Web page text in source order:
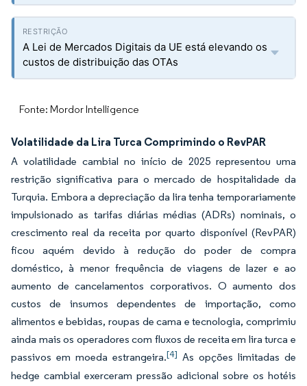
A Lei de Mercados Digitais da UE está elevando os
custos de distribuição das OTAs
Fonte: Mordor Intelligence
Volatilidade da Lira Turca Comprimindo o RevPAR
A volatilidade cambial no início de 2025 representou uma
restrição significativa para o mercado de hospitalidade da
Turquia. Embora a depreciação da lira tenha temporariamente
impulsionado as tarifas diárias médias (ADRs) nominais, o
crescimento real da receita por quarto disponível (RevPAR)
ficou aquém devido à redução do poder de compra
doméstico, à menor frequência de viagens de lazer e ao
aumento de cancelamentos corporativos. O aumento dos
custos de insumos dependentes de importação, como
alimentos e bebidas, roupas de cama e tecnologia, comprimiu
ainda mais os operadores com fluxos de receita em lira turca e
passivos em moeda estrangeira.[4] As opções limitadas de
hedge cambial exerceram pressão adicional sobre os hotéis